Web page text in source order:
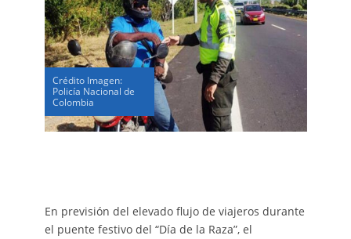
Crédito Imagen:
Policía Nacional de
Colombia
En previsión del elevado flujo de viajeros durante
el puente festivo del “Día de la Raza”, el